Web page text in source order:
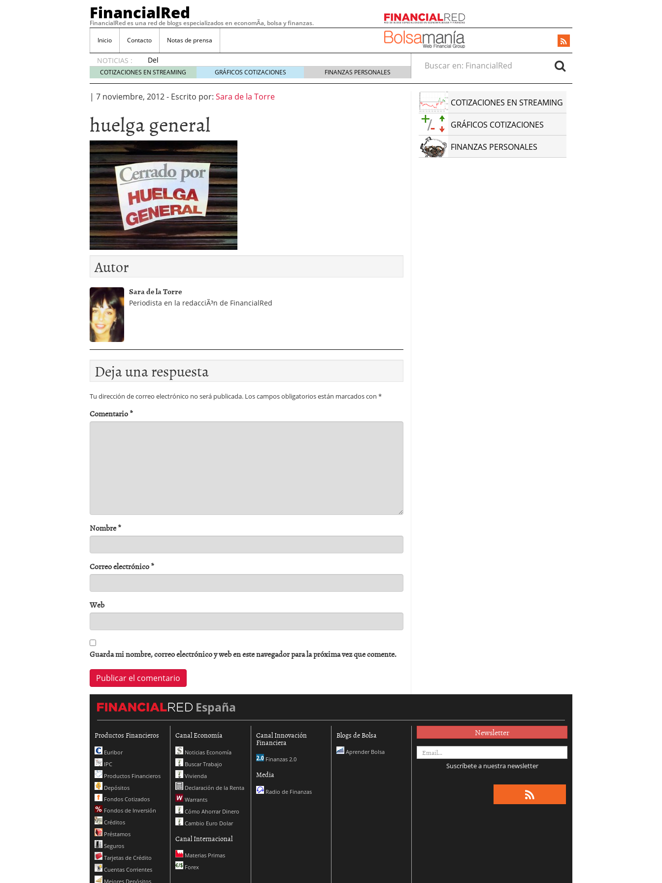
FinancialRed
FinancialRed es una red de blogs especializados en economÃ­a, bolsa y finanzas.
Inicio Contacto Notas de prensa
NOTICIAS :
Del
depósito
a la
cómo
la
gestión
del
ahorro
en
España
05/08/2026
Seguros de convenio en pymes: la obligación que muchas empresas
descubren cuando ya es demasiado tarde
ReseÃ±a de SIFX: Lo Que Deben Saber los Traders Mexicanos Antes de
Operar
29/06/2026
Crear empresa online vs proceso tradicional: ventajas reales para pymes
29/05/2026
CÃ³mo afrontar una baja mÃ©dica cuando trabajas por cuenta propia
COTIZACIONES EN STREAMING GRÁFICOS COTIZACIONES FINANZAS PERSONALES
Buscar en:
| 7 noviembre, 2012- Escrito por: Sara de la Torre
huelga general
Autor
Sara de la Torre
Periodista en la redacciÃ³n de FinancialRed
Deja una respuesta
Tu dirección de correo electrónico no será publicada. Los campos obligatorios están marcados con *
Comentario*
Nombre*
Correo electrónico*
Web
Guarda mi nombre, correo electrónico y web en este navegador para la próxima vez que comente.
COTIZACIONES EN STREAMING
GRÁFICOS COTIZACIONES
FINANZAS PERSONALES
España
Productos Financieros
Euribor
IPC
Productos Financieros
Depósitos
Fondos Cotizados
Fondos de Inversión
Créditos
Préstamos
Seguros
Tarjetas de Crédito
Cuentas Corrientes
Mejores Depósitos
Canal Economía
Noticias Economía
Buscar Trabajo
Vivienda
Declaración de la Renta
Warrants
Cómo Ahorrar Dinero
Cambio Euro Dolar
Canal Internacional
Materias Primas
Forex
Canal Innovación
Financiera
Finanzas 2.0
Media
Radio de Finanzas
Blogs de Bolsa
Aprender Bolsa
Newsletter
Suscríbete a nuestra newsletter